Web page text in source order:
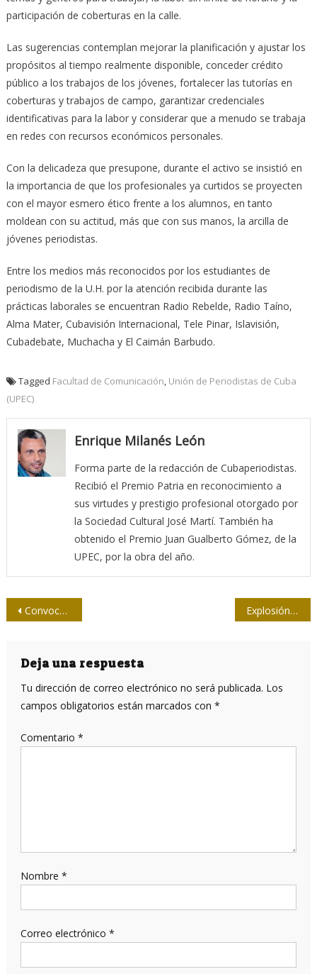
participación de coberturas en la calle.
Las sugerencias contemplan mejorar la planificación y ajustar los
propósitos al tiempo realmente disponible, conceder crédito
público a los trabajos de los jóvenes, fortalecer las tutorías en
coberturas y trabajos de campo, garantizar credenciales
identificativas para la labor y considerar que a menudo se trabaja
en redes con recursos económicos personales.
Con la delicadeza que presupone, durante el activo se insistió en
la importancia de que los profesionales ya curtidos se proyecten
con el mayor esmero ético frente a los alumnos, en tanto
moldean con su actitud, más que con sus manos, la arcilla de
jóvenes periodistas.
Entre los medios más reconocidos por los estudiantes de
periodismo de la U.H. por la atención recibida durante las
prácticas laborales se encuentran Radio Rebelde, Radio Taíno,
Alma Mater, Cubavisión Internacional, Tele Pinar, Islavisión,
Cubadebate, Muchacha y El Caimán Barbudo.
Tagged Facultad de Comunicación Unión de Periodistas de Cuba
(UPEC)
Enrique Milanés León
Forma parte de la redacción de Cubaperiodistas.
Recibió el Premio Patria en reconocimiento a
sus virtudes y prestigio profesional otorgado por
la Sociedad Cultural José Martí. También ha
obtenido el Premio Juan Gualberto Gómez, de la
UPEC, por la obra del año.
Navegación
entradas
Convocan a las XV Jornadas Cubanas contra la Homofobia y la Transfobia Explosión en el Saratoga: la prensa cubana reportando con profesionalidad e inmediatez
Deja una respuesta
Tu dirección de correo electrónico no será publicada. Los
campos obligatorios están marcados con *
Comentario *
Nombre *
Correo electrónico *